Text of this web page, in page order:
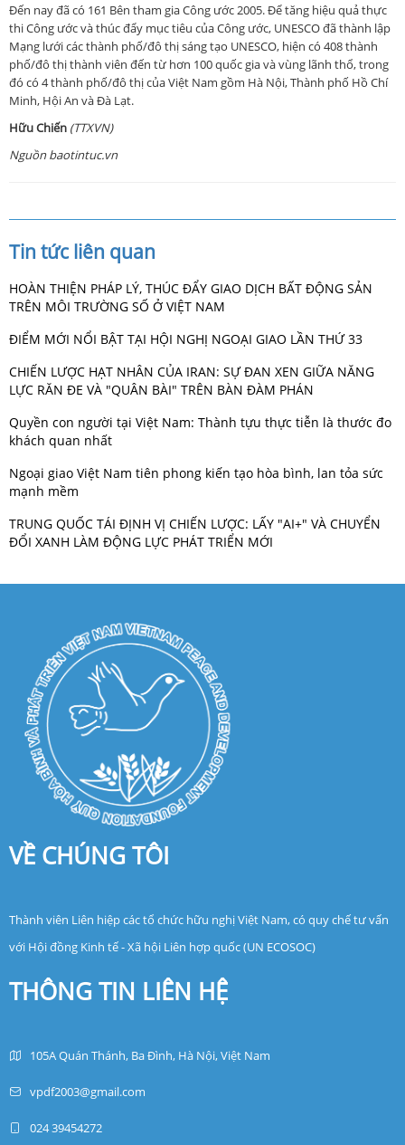
Đến nay đã có 161 Bên tham gia Công ước 2005. Để tăng hiệu quả thực
thi Công ước và thúc đẩy mục tiêu của Công ước, UNESCO đã thành lập
Mạng lưới các thành phố/đô thị sáng tạo UNESCO, hiện có 408 thành
phố/đô thị thành viên đến từ hơn 100 quốc gia và vùng lãnh thổ, trong
đó có 4 thành phố/đô thị của Việt Nam gồm Hà Nội, Thành phố Hồ Chí
Minh, Hội An và Đà Lạt.
Hữu Chiến (TTXVN)
Nguồn baotintuc.vn
Tin tức liên quan
HOÀN THIỆN PHÁP LÝ, THÚC ĐẨY GIAO DỊCH BẤT ĐỘNG SẢN
TRÊN MÔI TRƯỜNG SỐ Ở VIỆT NAM
ĐIỂM MỚI NỔI BẬT TẠI HỘI NGHỊ NGOẠI GIAO LẦN THỨ 33
CHIẾN LƯỢC HẠT NHÂN CỦA IRAN: SỰ ĐAN XEN GIỮA NĂNG
LỰC RĂN ĐE VÀ "QUÂN BÀI" TRÊN BÀN ĐÀM PHÁN
Quyền con người tại Việt Nam: Thành tựu thực tiễn là thước đo
khách quan nhất
Ngoại giao Việt Nam tiên phong kiến tạo hòa bình, lan tỏa sức
mạnh mềm
TRUNG QUỐC TÁI ĐỊNH VỊ CHIẾN LƯỢC: LẤY "AI+" VÀ CHUYỂN
ĐỔI XANH LÀM ĐỘNG LỰC PHÁT TRIỂN MỚI
VỀ CHÚNG TÔI
Thành viên Liên hiệp các tổ chức hữu nghị Việt Nam, có quy chế tư vấn
với Hội đồng Kinh tế - Xã hội Liên hợp quốc (UN ECOSOC)
THÔNG TIN LIÊN HỆ
105A Quán Thánh, Ba Đình, Hà Nội, Việt Nam
vpdf2003@gmail.com
024 39454272